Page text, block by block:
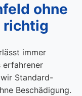
ohne
richtig
immer
erfahrener
Standard-
Beschädigung.